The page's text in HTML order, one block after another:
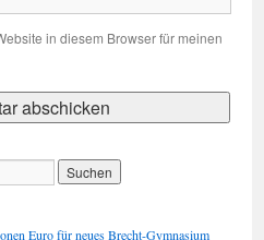
in diesem Browser für meinen
Euro für neues Brecht-Gymnasium